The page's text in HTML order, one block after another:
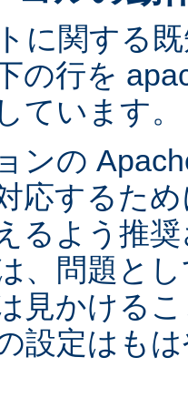
に関する
の行を
ています。
ンの
応するた
るよう推
、問題と
見かける
設定はも